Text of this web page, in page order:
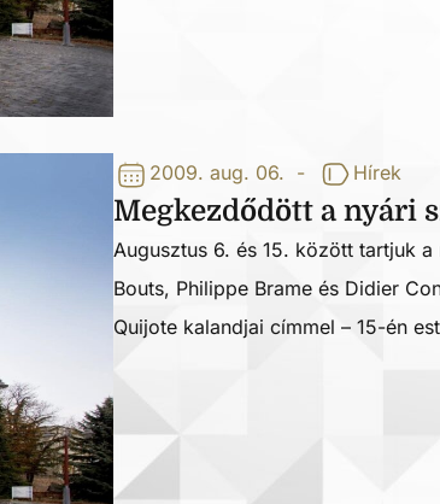
2009. aug. 06. - Hírek
Megkezdődött a nyári
Augusztus 6. és 15. között tartjuk
Bouts, Philippe Brame és Didier
Quijote kalandjai címmel – 15-én